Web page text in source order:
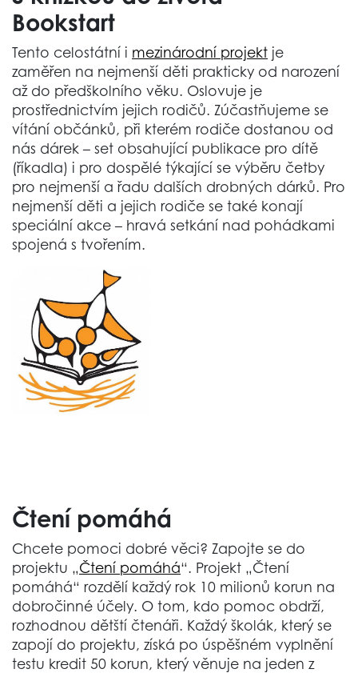
Bookstart
Tento celostátní i mezinárodní projekt je
zaměřen na nejmenší děti prakticky od narození
až do předškolního věku. Oslovuje je
prostřednictvím jejich rodičů. Zúčastňujeme se
vítání občánků, při kterém rodiče dostanou od
nás dárek – set obsahující publikace pro dítě
(říkadla) i pro dospělé týkající se výběru četby
pro nejmenší a řadu dalších drobných dárků. Pro
nejmenší děti a jejich rodiče se také konají
speciální akce – hravá setkání nad pohádkami
spojená s tvořením.
Čtení pomáhá
Chcete pomoci dobré věci? Zapojte se do
projektu „Čtení pomáhá“. Projekt „Čtení
pomáhá“ rozdělí každý rok 10 milionů korun na
dobročinné účely. O tom, kdo pomoc obdrží,
rozhodnou dětští čtenáři. Každý školák, který se
zapojí do projektu, získá po úspěšném vyplnění
testu kredit 50 korun, který věnuje na jeden z